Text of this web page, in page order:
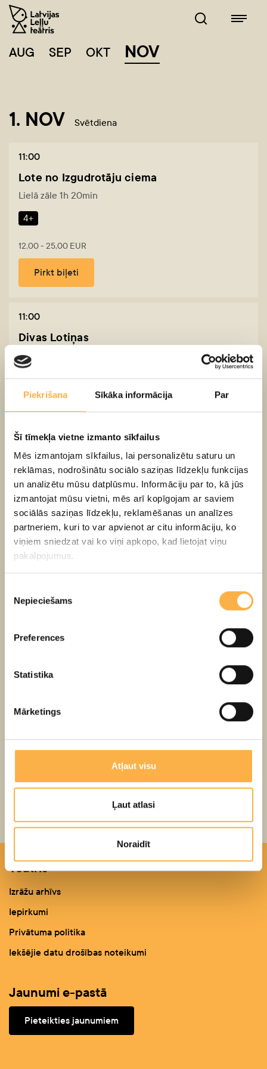
Piekrišana Sīkāka informācija Par
Šī tīmekļa vietne izmanto sīkfailus
Mēs izmantojam sīkfailus, lai personalizētu saturu un
reklāmas, nodrošinātu sociālo saziņas līdzekļu funkcijas
un analizētu mūsu datplūsmu. Informāciju par to, kā jūs
izmantojat mūsu vietni, mēs arī kopīgojam ar saviem
sociālās saziņas līdzekļu, reklamēšanas un analīzes
partneriem, kuri to var apvienot ar citu informāciju, ko
viņiem sniedzat vai ko viņi apkopo, kad lietojat viņu
pakalpojumus.
izvēle
Nepieciešams
Preferences
Statistika
Mārketings
Atļaut visu
Ļaut atlasi
Noraidīt
AUG SEP OKT NOV
1. NOV Svētdiena
11:00
Lote no Izgudrotāju ciema
Lielā zāle 1h 20min
4+
12,00 - 25,00 EUR
Pirkt biļeti
11:00
Divas Lotiņas
Mazā zāle 1h 25min
5+
Pirkt biļeti
14:00
Lote no Izgudrotāju ciema
Lielā zāle 1h 20min
4+
Pieejams tiflotehniskais pavadījums
14:00
Mazā zāle 1h 25min
Pirkt biļeti
NOV
Teātris
Izrāžu arhīvs
Iepirkumi
Privātuma politika
Iekšējie datu drošības noteikumi
Jaunumi e-pastā
Pieteikties jaunumiem